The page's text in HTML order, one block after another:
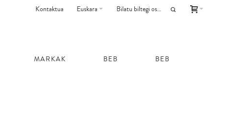
Euskara
Kontaktua
MARKAK BEB BEB